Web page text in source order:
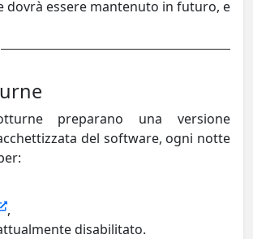
dovrà essere mantenuto in futuro, e
preparano una versione
del software, ogni notte
,
disabilitato.